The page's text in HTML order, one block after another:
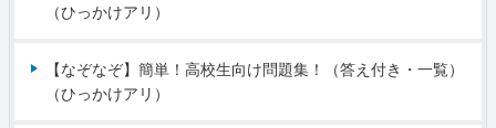
（ひっかけアリ）
【なぞなぞ】簡単！高校生向け問題集！（答え付き・一覧）
（ひっかけアリ）